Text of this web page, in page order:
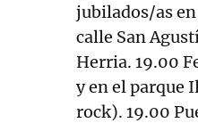
jubilados/as
calle San
Herria. 19.00
y en el parque
rock). 19.00